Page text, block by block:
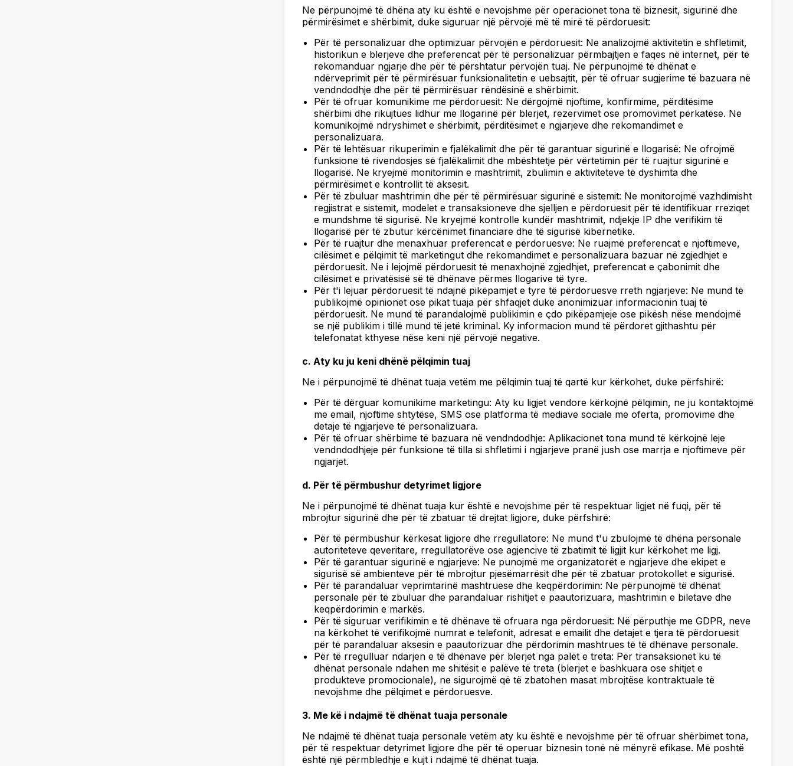
Ne përpunojmë të dhëna aty ku është e nevojshme për operacionet tona të biznesit, sigurinë dhe
përmirësimet e shërbimit, duke siguruar një përvojë më të mirë të përdoruesit:
Për të personalizuar dhe optimizuar përvojën e përdoruesit: Ne analizojmë aktivitetin e shfletimit,
historikun e blerjeve dhe preferencat për të personalizuar përmbajtjen e faqes në internet, për të
rekomanduar ngjarje dhe për të përshtatur përvojën tuaj. Ne përpunojmë të dhënat e
ndërveprimit për të përmirësuar funksionalitetin e uebsajtit, për të ofruar sugjerime të bazuara në
vendndodhje dhe për të përmirësuar rëndësinë e shërbimit.
Për të ofruar komunikime me përdoruesit: Ne dërgojmë njoftime, konfirmime, përditësime
shërbimi dhe rikujtues lidhur me llogarinë për blerjet, rezervimet ose promovimet përkatëse. Ne
komunikojmë ndryshimet e shërbimit, përditësimet e ngjarjeve dhe rekomandimet e
personalizuara.
Për të lehtësuar rikuperimin e fjalëkalimit dhe për të garantuar sigurinë e llogarisë: Ne ofrojmë
funksione të rivendosjes së fjalëkalimit dhe mbështetje për vërtetimin për të ruajtur sigurinë e
llogarisë. Ne kryejmë monitorimin e mashtrimit, zbulimin e aktiviteteve të dyshimta dhe
përmirësimet e kontrollit të aksesit.
Për të zbuluar mashtrimin dhe për të përmirësuar sigurinë e sistemit: Ne monitorojmë vazhdimisht
regjistrat e sistemit, modelet e transaksioneve dhe sjelljen e përdoruesit për të identifikuar rreziqet
e mundshme të sigurisë. Ne kryejmë kontrolle kundër mashtrimit, ndjekje IP dhe verifikim të
llogarisë për të zbutur kërcënimet financiare dhe të sigurisë kibernetike.
Për të ruajtur dhe menaxhuar preferencat e përdoruesve: Ne ruajmë preferencat e njoftimeve,
cilësimet e pëlqimit të marketingut dhe rekomandimet e personalizuara bazuar në zgjedhjet e
përdoruesit. Ne i lejojmë përdoruesit të menaxhojnë zgjedhjet, preferencat e çabonimit dhe
cilësimet e privatësisë së të dhënave përmes llogarive të tyre.
Për t'i lejuar përdoruesit të ndajnë pikëpamjet e tyre të përdoruesve rreth ngjarjeve: Ne mund të
publikojmë opinionet ose pikat tuaja për shfaqjet duke anonimizuar informacionin tuaj të
përdoruesit. Ne mund të parandalojmë publikimin e çdo pikëpamjeje ose pikësh nëse mendojmë
se një publikim i tillë mund të jetë kriminal. Ky informacion mund të përdoret gjithashtu për
telefonatat kthyese nëse keni një përvojë negative.
c. Aty ku ju keni dhënë pëlqimin tuaj
Ne i përpunojmë të dhënat tuaja vetëm me pëlqimin tuaj të qartë kur kërkohet, duke përfshirë:
Për të dërguar komunikime marketingu: Aty ku ligjet vendore kërkojnë pëlqimin, ne ju kontaktojmë
me email, njoftime shtytëse, SMS ose platforma të mediave sociale me oferta, promovime dhe
detaje të ngjarjeve të personalizuara.
Për të ofruar shërbime të bazuara në vendndodhje: Aplikacionet tona mund të kërkojnë leje
vendndodhjeje për funksione të tilla si shfletimi i ngjarjeve pranë jush ose marrja e njoftimeve për
ngjarjet.
d. Për të përmbushur detyrimet ligjore
Ne i përpunojmë të dhënat tuaja kur është e nevojshme për të respektuar ligjet në fuqi, për të
mbrojtur sigurinë dhe për të zbatuar të drejtat ligjore, duke përfshirë:
Për të përmbushur kërkesat ligjore dhe rregullatore: Ne mund t'u zbulojmë të dhëna personale
autoriteteve qeveritare, rregullatorëve ose agjencive të zbatimit të ligjit kur kërkohet me ligj.
Për të garantuar sigurinë e ngjarjeve: Ne punojmë me organizatorët e ngjarjeve dhe ekipet e
sigurisë së ambienteve për të mbrojtur pjesëmarrësit dhe për të zbatuar protokollet e sigurisë.
Për të parandaluar veprimtarinë mashtruese dhe keqpërdorimin: Ne përpunojmë të dhënat
personale për të zbuluar dhe parandaluar rishitjet e paautorizuara, mashtrimin e biletave dhe
keqpërdorimin e markës.
Për të siguruar verifikimin e të dhënave të ofruara nga përdoruesit: Në përputhje me GDPR, neve
na kërkohet të verifikojmë numrat e telefonit, adresat e emailit dhe detajet e tjera të përdoruesit
për të parandaluar aksesin e paautorizuar dhe përdorimin mashtrues të të dhënave personale.
Për të rregulluar ndarjen e të dhënave për blerjet nga palët e treta: Për transaksionet ku të
dhënat personale ndahen me shitësit e palëve të treta (blerjet e bashkuara ose shitjet e
produkteve promocionale), ne sigurojmë që të zbatohen masat mbrojtëse kontraktuale të
nevojshme dhe pëlqimet e përdoruesve.
3. Me kë i ndajmë të dhënat tuaja personale
Ne ndajmë të dhënat tuaja personale vetëm aty ku është e nevojshme për të ofruar shërbimet tona,
për të respektuar detyrimet ligjore dhe për të operuar biznesin tonë në mënyrë efikase. Më poshtë
është një përmbledhje e kujt i ndajmë të dhënat tuaja.